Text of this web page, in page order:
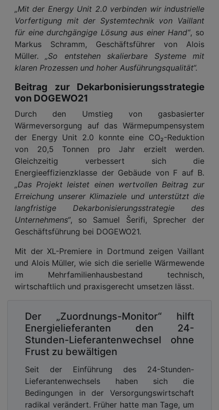
„Mit der Energy Unit 2.0 verbinden wir industrielle
Vorfertigung mit der Systemtechnik von Vaillant
für eine durchgängige Lösung aus einer Hand“, so
Markus Schramm, Geschäftsführer von Alois
Müller. „So entstehen skalierbare Systeme mit
klaren Prozessen und hoher Ausführungsqualität“.
Beitrag zur Dekarbonisierungsstrategie
von DOGEWO21
Durch den Umstieg von gasbasierter
Wärmeversorgung auf das Wärmepumpensystem
der Energy Unit 2.0 konnte eine CO₂-Reduktion
von 20,5 Tonnen pro Jahr erzielt werden.
Gleichzeitig verbessert sich die
Energieeffizienzklasse der Gebäude von F auf B.
„Das Projekt leistet einen wertvollen Beitrag zur
Erreichung unserer Klimaziele und unterstützt die
langfristige Dekarbonisierungsstrategie des
Unternehmens“, so Samuel Šerifi, Sprecher der
Geschäftsführung bei DOGEWO21.
Mit der XL-Premiere in Dortmund zeigen Vaillant
und Alois Müller, wie sich die serielle Wärmewende
im Mehrfamilienhausbestand technisch,
wirtschaftlich und praxisgerecht umsetzen lässt.
Der „Zuordnungs-Monitor“ hilft
Energielieferanten den 24-
Stunden-Lieferantenwechsel ohne
Frust zu bewältigen
Seit der Einführung des 24-Stunden-
Lieferantenwechsels haben sich die
Bedingungen in der Versorgungswirtschaft
radikal verändert. Früher hatte man Tage, um